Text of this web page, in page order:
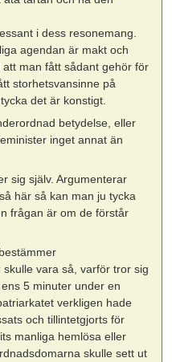
i dess resonemang.
agendan är makt och
man fått sådant gehör för
storhetsvansinne på
det är konstigt.
betydelse, eller
inget annat än
sig själv. Argumenterar
här så kan man ju tycka
frågan är om de förstår
vara så, varför tror sig
5 minuter under en
verkligen hade
och tillintetgjorts för
manliga hemlösa eller
skulle sett ut